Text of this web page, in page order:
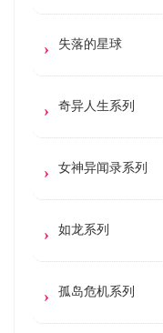
失落的星球
奇异人生系列
女神异闻录系列
如龙系列
孤岛危机系列